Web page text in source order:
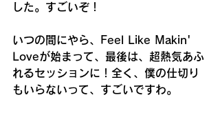
した。すごいぞ！
いつの間にやら、Feel Like Makin'
Loveが始まって、最後は、超熱気あふ
れるセッションに！全く、僕の仕切り
もいらないって、すごいですわ。